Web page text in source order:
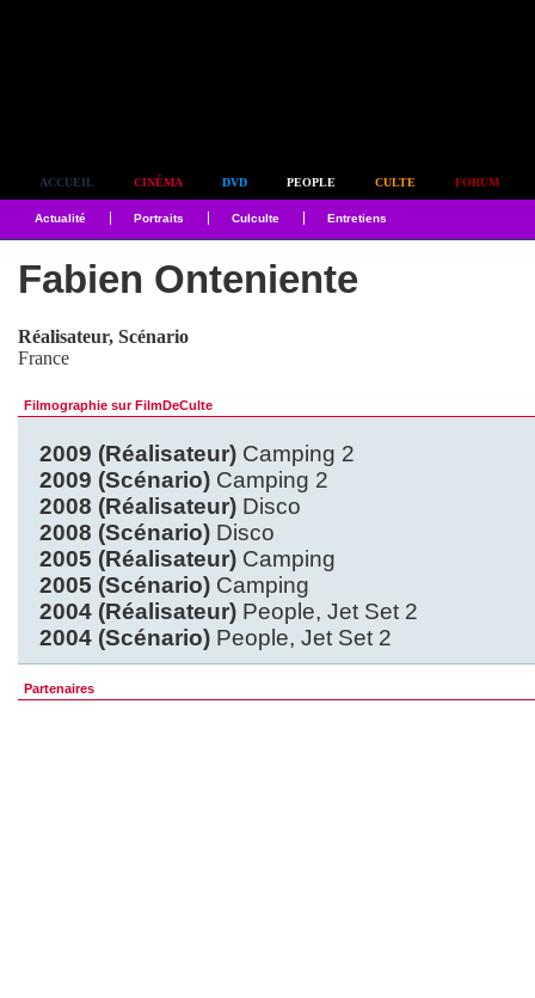
ACCUEIL CINÉMA DVD PEOPLE CULTE FORUM
Actualité Portraits Culculte Entretiens
Fabien Onteniente
Réalisateur, Scénario
France
Filmographie sur FilmDeCulte
2009 (Réalisateur) Camping 2
2009 (Scénario) Camping 2
2008 (Réalisateur) Disco
2008 (Scénario) Disco
2005 (Réalisateur) Camping
2005 (Scénario) Camping
2004 (Réalisateur) People, Jet Set 2
2004 (Scénario) People, Jet Set 2
Partenaires